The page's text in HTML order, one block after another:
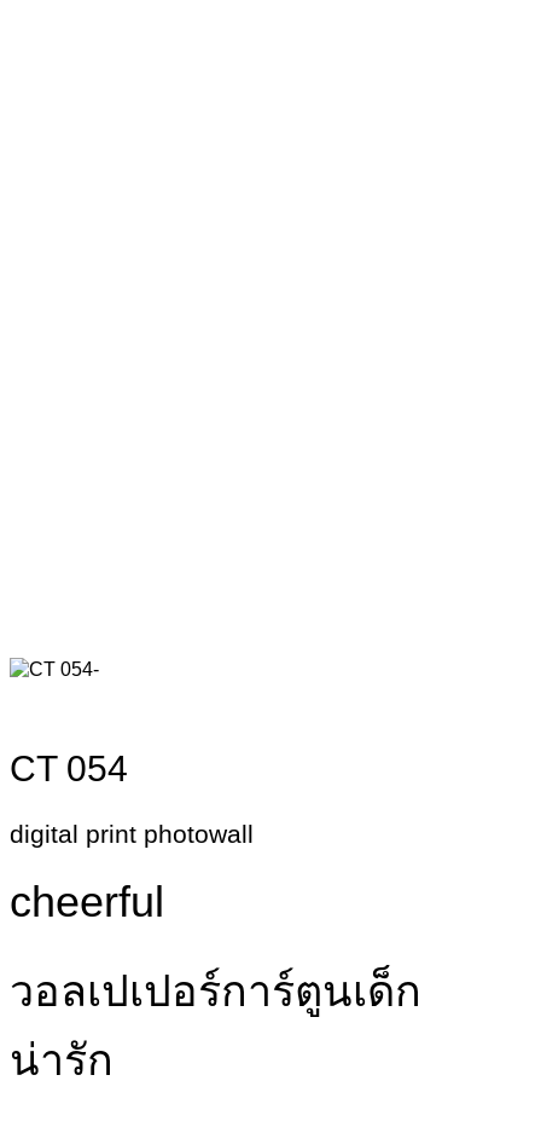
CT 054
digital print photowall
cheerful
วอลเปเปอร์การ์ตูนเด็ก
น่ารัก